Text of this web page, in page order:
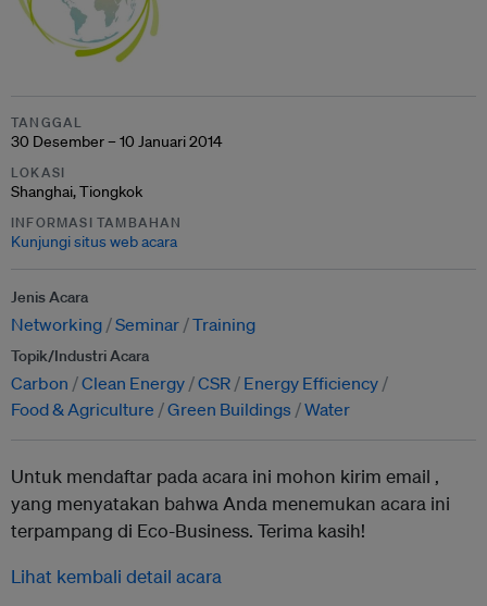
TANGGAL
30 Desember – 10 Januari 2014
LOKASI
Shanghai, Tiongkok
INFORMASI TAMBAHAN
Kunjungi situs web acara
Jenis Acara
Networking Seminar Training
Topik/Industri Acara
Carbon Clean Energy CSR
Energy Efficiency
Food & Agriculture
Green Buildings Water
Untuk mendaftar pada acara ini mohon kirim email ,
yang menyatakan bahwa Anda menemukan acara ini
terpampang di Eco-Business. Terima kasih!
Lihat kembali detail acara